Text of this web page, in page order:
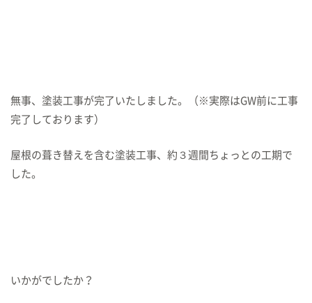
無事、塗装工事が完了いたしました。（※実際はGW前に工事
完了しております）
屋根の葺き替えを含む塗装工事、約３週間ちょっとの工期で
した。
いかがでしたか？